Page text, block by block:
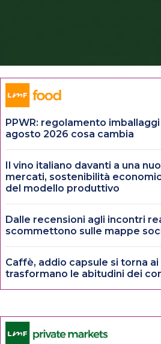
PPWR: regolamento
agosto 2026 cosa cambia
Il vino italiano davanti a una
mercati, sostenibilità
del modello produttivo
Dalle recensioni agli incontri
scommettono sulle mappe
Caffè, addio capsule si torna
trasformano le abitudini dei